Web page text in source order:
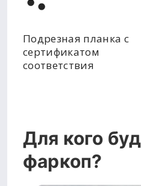
Подрезная планка с
сертификатом
соответствия
Для кого
фаркоп?